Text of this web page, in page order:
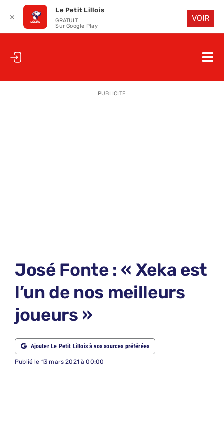
à
PUBLICITE
José Fonte : « Xeka est
l’un de nos meilleurs
joueurs »
Ajouter Le Petit Lillois à vos sources préférées
Publié le 13 mars 2021 à 00:00
✕
Le Petit Lillois
GRATUIT
Sur Google Play
VOIR